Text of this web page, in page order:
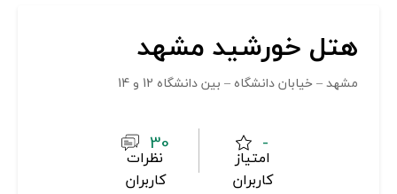
هتل خورشید مشهد
مشهد – خیابان دانشگاه – بین دانشگاه 12 و 14
-
امتیاز
کاربران
30
نظرات
کاربران